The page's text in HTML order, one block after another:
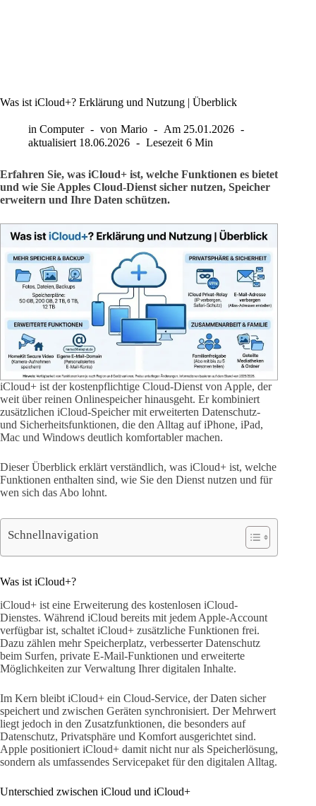
Was ist iCloud+? Erklärung und Nutzung | Überblick
in Computer von Mario Am 25.01.2026
aktualisiert 18.06.2026 Lesezeit 6 Min
Erfahren Sie, was iCloud+ ist, welche Funktionen es bietet
und wie Sie Apples Cloud-Dienst sicher nutzen, Speicher
erweitern und Ihre Daten schützen.
iCloud+ ist der kostenpflichtige Cloud-Dienst von Apple, der
weit über reinen Onlinespeicher hinausgeht. Er kombiniert
zusätzlichen iCloud-Speicher mit erweiterten Datenschutz-
und Sicherheitsfunktionen, die den Alltag auf iPhone, iPad,
Mac und Windows deutlich komfortabler machen.
Dieser Überblick erklärt verständlich, was iCloud+ ist, welche
Funktionen enthalten sind, wie Sie den Dienst nutzen und für
wen sich das Abo lohnt.
Schnellnavigation
Was ist iCloud+?
iCloud+ ist eine Erweiterung des kostenlosen iCloud-
Dienstes. Während iCloud bereits mit jedem Apple-Account
verfügbar ist, schaltet iCloud+ zusätzliche Funktionen frei.
Dazu zählen mehr Speicherplatz, verbesserter Datenschutz
beim Surfen, private E-Mail-Funktionen und erweiterte
Möglichkeiten zur Verwaltung Ihrer digitalen Inhalte.
Im Kern bleibt iCloud+ ein Cloud-Service, der Daten sicher
speichert und zwischen Geräten synchronisiert. Der Mehrwert
liegt jedoch in den Zusatzfunktionen, die besonders auf
Datenschutz, Privatsphäre und Komfort ausgerichtet sind.
Apple positioniert iCloud+ damit nicht nur als Speicherlösung,
sondern als umfassendes Servicepaket für den digitalen Alltag.
Unterschied zwischen iCloud und iCloud+